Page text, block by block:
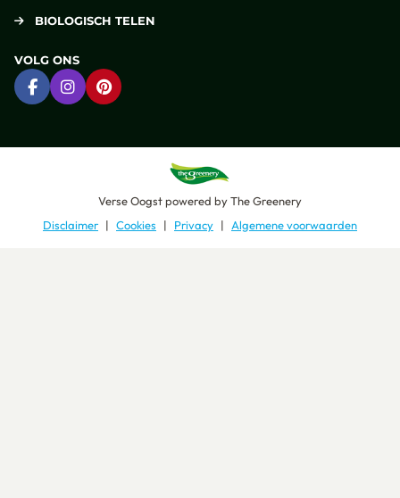
BIOLOGISCH TELEN
VOLG ONS
Ga naar Facebook
Ga naar Instagram
Ga naar Pinterest
Verse Oogstpowered byThe Greenery
Disclaimer
Cookies Privacy Algemene voorwaarden